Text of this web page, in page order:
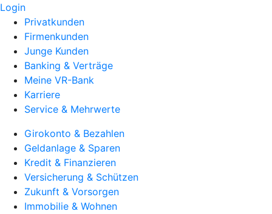
Login
Privatkunden
Firmenkunden
Junge Kunden
Banking & Verträge
Meine VR-Bank
Karriere
Service & Mehrwerte
Girokonto & Bezahlen
Geldanlage & Sparen
Kredit & Finanzieren
Versicherung & Schützen
Zukunft & Vorsorgen
Immobilie & Wohnen